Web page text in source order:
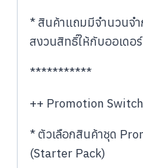
* สินค้าแถมมีจำนวนจ
สงวนสิทธิ์ให้กับออเดอ
***********
++ Promotion
* ตัวเลือกสินค้าชุด
(Starter Pack)